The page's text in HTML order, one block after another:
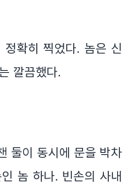
확히 찍었다. 놈은 신
깔끔했다.
둘이 동시에 문을 박차
놈 하나. 빈손의 사내